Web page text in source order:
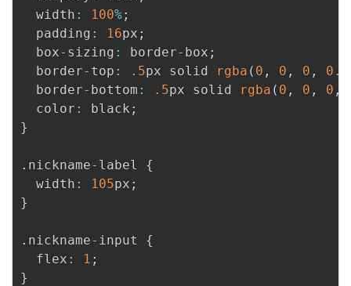
  width
: 100%;
  padding
: 16px ;
  box
- sizing : border- box ;
  border
- top : .5px solid rgba ( 0 , 0 , 0 , 0.1
  border
- bottom : .5px solid rgba ( 0 , 0 , 0 ,
  color
: black ;
}
. nickname- label {
  width
: 105px ;
}
. nickname- input {
  flex
: 1 ;
}